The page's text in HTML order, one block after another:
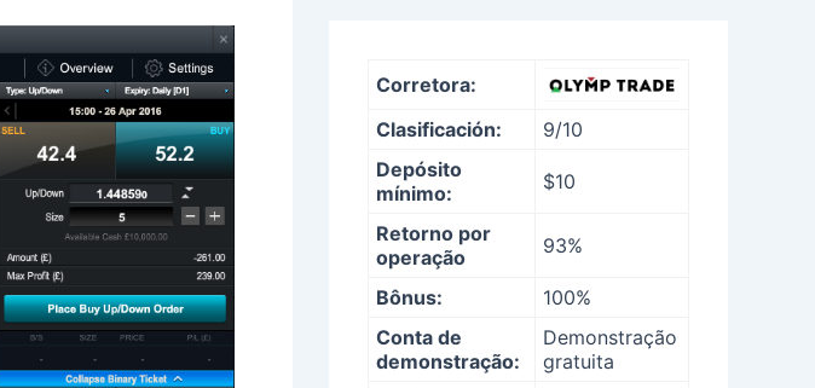
Corretora:
Clasificación:
9/10
Depósito
mínimo:
$10
Retorno por
operação
93%
Bônus:
100%
Conta de
demonstração:
Demonstração
gratuita